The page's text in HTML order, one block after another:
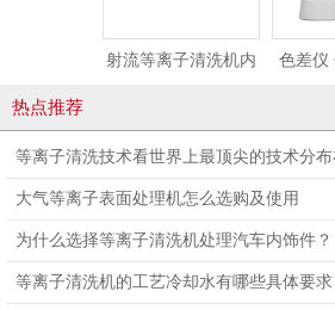
射流等离子清洗机内 色差仪
仪便
热点推荐
等离子清洗技术看世界上最顶尖的技术分
大气等离子表面处理机怎么选购及使用
为什么选择等离子清洗机处理汽车内饰件？
等离子清洗机的工艺冷却水有哪些具体要求